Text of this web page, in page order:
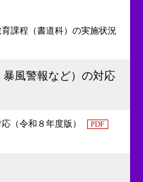
課程（書道科）の実施状況
風警報など）の対応
（令和８年度版） PDF